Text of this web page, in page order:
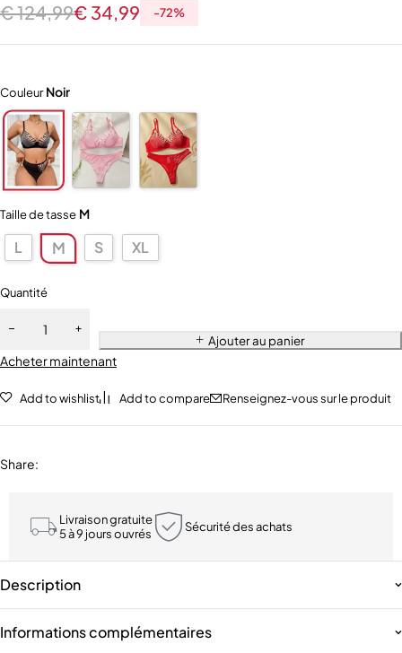
€124,99€ 34,99 -72%
Couleur Noir
Taille de tasse M
L M S XL
Quantité
Ajouter au panier
Acheter maintenant
Add to wishlist Add to compare Renseignez-vous sur le produit
Share:
Livraison gratuite
5 à 9 jours ouvrés
Sécurité des achats
Description
Informations complémentaires